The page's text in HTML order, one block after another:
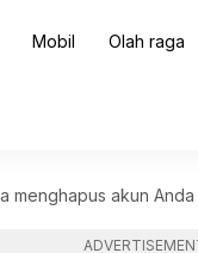
Mobil Olah raga
menghapus akun